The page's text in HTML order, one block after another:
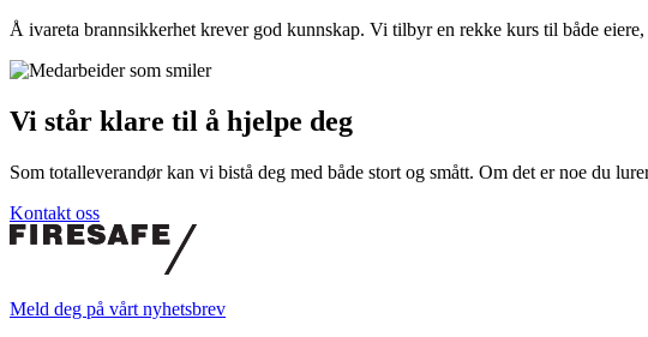
Å ivareta brannsikkerhet krever god kunnskap. Vi tilbyr en rekke kurs til både
Vi står klare til å hjelpe deg
Som totalleverandør kan vi bistå deg med både stort og smått. Om det er noe du
Kontakt oss
Meld deg på vårt nyhetsbrev